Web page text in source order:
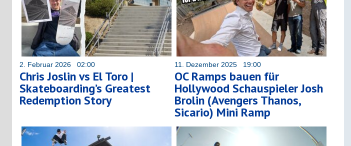
2. Februar 2026 02:00
Chris Joslin vs El Toro |
Skateboarding’s Greatest
Redemption Story
11. Dezember 2025 19:00
OC Ramps bauen für
Hollywood Schauspieler Josh
Brolin (Avengers Thanos,
Sicario) Mini Ramp